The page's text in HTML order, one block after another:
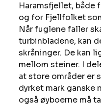
Haramsfjellet, både
og for Fjellfolket
Når fuglene faller
turbinbladene, kan
skråninger. De kan
mellom steiner. I
at store områder er
dyrket mark ganske
også øyboerne må